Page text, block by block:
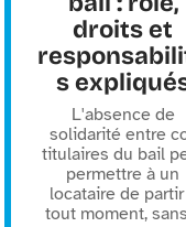
droits et
s
L'absence de
solidarité entre
titulaires du bail
permettre à un
locataire de
tout moment, sans